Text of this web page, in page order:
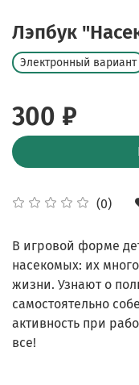
Лэпбук
(0)
Электронный вариант
300 ₽
В игровой форме
насекомых: их
жизни. Узнают о
самостоятельно
активность при
все!